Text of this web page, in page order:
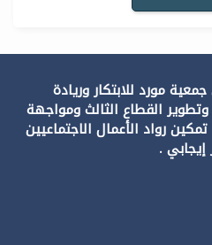
تم تأسيس جمعية مورد للابتكار وريادة
القطاع الثالث ومواجهة
رواد الأعمال الاجتماعيين
.